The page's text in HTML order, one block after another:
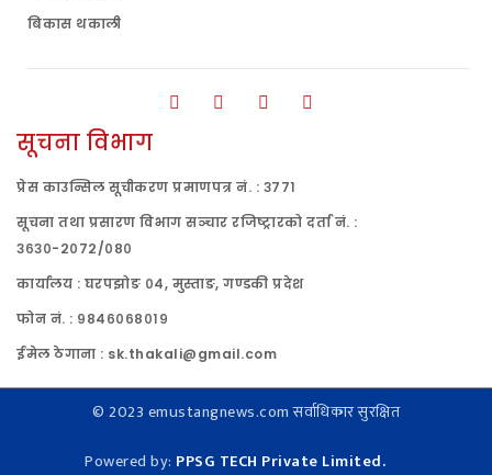
बिकास थकाली
सूचना विभाग
प्रेस काउन्सिल सूचीकरण प्रमाणपत्र नं. : ३७७१
सूचना तथा प्रसारण विभाग सञ्चार रजिष्ट्रारको दर्ता नं. :
३६३०-२०७२/०८०
कार्यालय : घरपझोङ ०४, मुस्ताङ, गण्डकी प्रदेश
फोन नं. : ९८४६०६८०१९
ईमेल ठेगाना : sk.thakali@gmail.com
© 2023 emustangnews.com सर्वाधिकार सुरक्षित
Powered by: PPSG TECH Private Limited.